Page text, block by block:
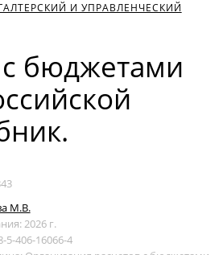
И УПРАВЛЕНЧЕСКИЙ
бюджетами
М.В.
2026 г.
5-406-16066-4